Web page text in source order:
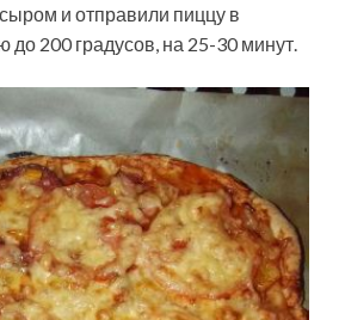
и отправили пиццу в
до 200 градусов, на 25-30 минут.